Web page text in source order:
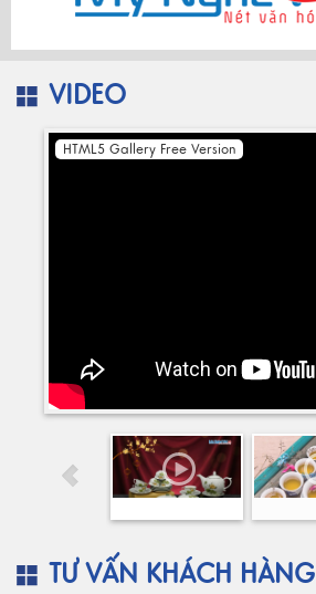
VIDEO
HTML5 Gallery Free Version
TƯ VẤN KHÁCH HÀNG